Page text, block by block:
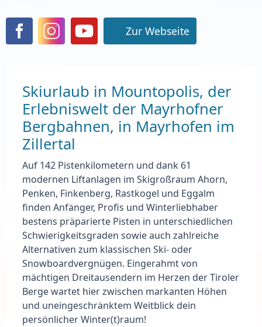
Zur Webseite
Skiurlaub in Mountopolis, der
Erlebniswelt der Mayrhofner
Bergbahnen, in Mayrhofen im
Zillertal
Auf 142 Pistenkilometern und dank 61
modernen Liftanlagen imSkigroßraum Ahorn,
Penken, Finkenberg, Rastkogel und Eggalm
finden Anfänger, Profis und Winterliebhaber
bestens präparierte Pisten in unterschiedlichen
Schwierigkeitsgraden sowie auch zahlreiche
Alternativen zum klassischen Ski- oder
Snowboardvergnügen. Eingerahmt von
mächtigen Dreitausendern im Herzen der Tiroler
Berge wartet hier zwischen markanten Höhen
und uneingeschränktem Weitblick dein
persönlicher Winter(t)raum!